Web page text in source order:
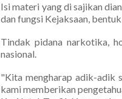
Isi materi yang di sajikan
dan fungsi Kejaksaan,
Tindak pidana narkotika,
nasional.
"Kita mengharap adik-adik
kami memberikan